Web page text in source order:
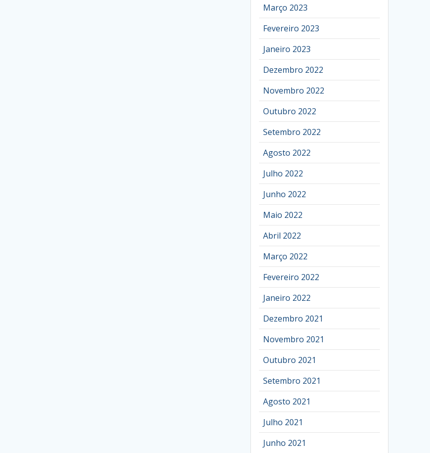
Março 2023
Fevereiro 2023
Janeiro 2023
Dezembro 2022
Novembro 2022
Outubro 2022
Setembro 2022
Agosto 2022
Julho 2022
Junho 2022
Maio 2022
Abril 2022
Março 2022
Fevereiro 2022
Janeiro 2022
Dezembro 2021
Novembro 2021
Outubro 2021
Setembro 2021
Agosto 2021
Julho 2021
Junho 2021